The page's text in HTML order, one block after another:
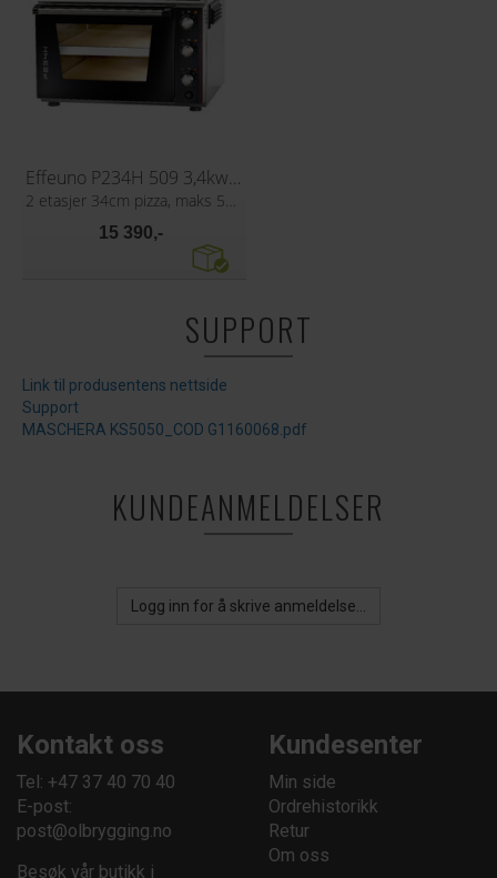
Effeuno P234H 509 3,4kw Pizzaovn
15 390,-
SUPPORT
Link til produsentens nettside
Support
MASCHERA KS5050_COD G1160068.pdf
KUNDEANMELDELSER
Logg inn for å skrive anmeldelse...
Kontakt oss
Tel: +47 37 40 70 40
E-post:
post@olbrygging.no
Besøk vår butikk i
Kundesenter
Min side
Ordrehistorikk
Retur
Om oss